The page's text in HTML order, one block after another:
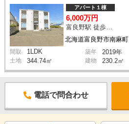
北海道富良野市南麻町
アパート１棟
6,000万円
間取 1LDK 築年 2019年
土地 344.74㎡ 建物 230.2㎡
電話で問合わせ